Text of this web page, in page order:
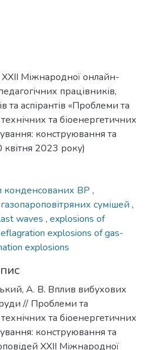
ХXІI Міжнародної онлайн-
працівників,
та аспірантів «Проблеми та
та біоенергетичних
конструювання та
2023 року)
конденсованих ВР ,
сумішей ,
waves , explosions of
explosions of gas-
explosions
А. В. Вплив вибухових
// Проблеми та
та біоенергетичних
конструювання та
ХXІI Міжнародної